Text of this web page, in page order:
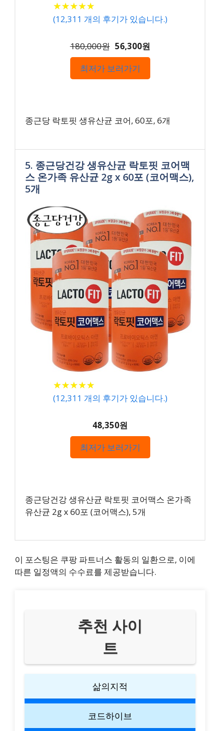
★★★★★
★★★★★
(12,311 개의 후기가 있습니다.)
180,000원 56,300원
최저가 보러가기
종근당 락토핏 생유산균 코어, 60포, 6개
5. 종근당건강 생유산균 락토핏 코어맥
스 온가족 유산균 2g x 60포 (코어맥스),
5개
★★★★★
★★★★★
(12,311 개의 후기가 있습니다.)
48,350원
최저가 보러가기
종근당건강 생유산균 락토핏 코어맥스 온가족
유산균 2g x 60포 (코어맥스), 5개
이 포스팅은 쿠팡 파트너스 활동의 일환으로, 이에
따른 일정액의 수수료를 제공받습니다.
추천 사이
트
삶의지적
코드하이브